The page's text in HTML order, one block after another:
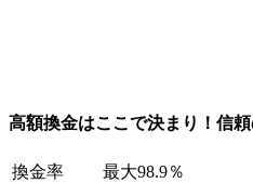
高額換金はここで決まり！信
換金率
最大98.9％